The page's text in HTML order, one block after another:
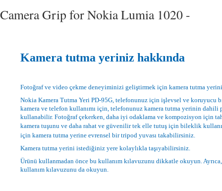
Camera Grip for Nokia Lumia 1020 -
Kamera tutma yeriniz hakkında
Fotoğraf ve video çekme deneyiminizi geliştirmek için kamera tutma
Nokia Kamera Tutma Yeri PD-95G, telefonunuz için işlevsel ve koruyucu
kamera ve telefon kullanımı için, telefonunuz kamera tutma yerinin dahili
kullanabilir. Fotoğraf çekerken, daha iyi odaklama ve kompozisyon için
kamera tuşunu ve daha rahat ve güvenilir tek elle tutuş için bileklik
için kamera tutma yerine evrensel bir tripod yuvası takabilirsiniz.
Kamera tutma yerini istediğiniz yere kolaylıkla taşıyabilirsiniz.
Ürünü kullanmadan önce bu kullanım kılavuzunu dikkatle okuyun. Ayrıca,
kullanım kılavuzunu da okuyun.